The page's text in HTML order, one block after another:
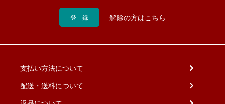
支払い方法について
配送・送料について